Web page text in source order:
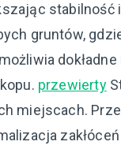
stabilność
gruntów,
przewierty
miejscach.